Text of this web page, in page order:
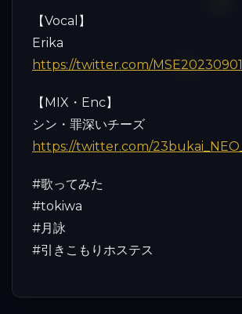
【Vocal】
Erika
https://twitter.com/MSE20230901
【MIX・Enc】
シン・罪深いチーズ
https://twitter.com/23bukai_NEO_
#歌ってみた
#tokiwa
#月詠
#引きこもりホステス